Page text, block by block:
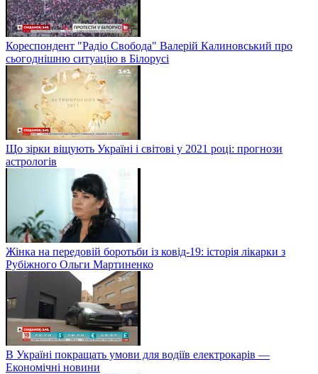
Кореспондент "Радіо Свобода" Валерій Калиновський про
сьогоднішню ситуацію в Білорусі
Що зірки віщують Україні і світові у 2021 році: прогнози
астрологів
Жінка на передовій боротьби із ковід-19: історія лікарки з
Рубіжного Ольги Мартиненко
В Україні покращать умови для водіїв електрокарів —
Економічні новини